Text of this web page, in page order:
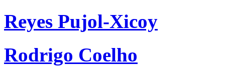
Reyes Pujol-Xicoy
Rodrigo Coelho